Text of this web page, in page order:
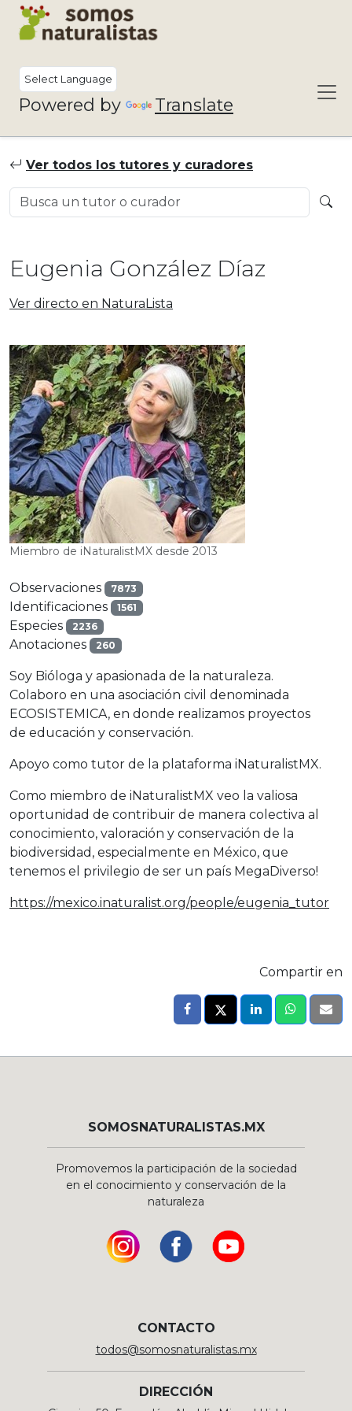
Powered by Translate
Ver todos los tutores y curadores
Eugenia González Díaz
Ver directo en NaturaLista
Miembro de iNaturalistMX desde 2013
Observaciones 7873
Identificaciones 1561
Especies 2236
Anotaciones 260
Soy Bióloga y apasionada de la naturaleza.
Colaboro en una asociación civil denominada
ECOSISTEMICA, en donde realizamos proyectos
de educación y conservación.
Apoyo como tutor de la plataforma iNaturalistMX.
Como miembro de iNaturalistMX veo la valiosa
oportunidad de contribuir de manera colectiva al
conocimiento, valoración y conservación de la
biodiversidad, especialmente en México, que
tenemos el privilegio de ser un país MegaDiverso!
https://mexico.inaturalist.org/people/eugenia_tutor
Compartir en
SOMOSNATURALISTAS.MX
Promovemos la participación de la sociedad
en el conocimiento y conservación de la
naturaleza
CONTACTO
todos@somosnaturalistas.mx
DIRECCIÓN